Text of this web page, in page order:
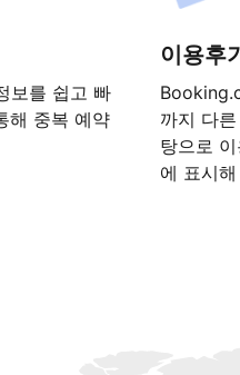
보를 쉽고 빠
해 중복 예약
이용후
까지 다
탕으로
에 표시